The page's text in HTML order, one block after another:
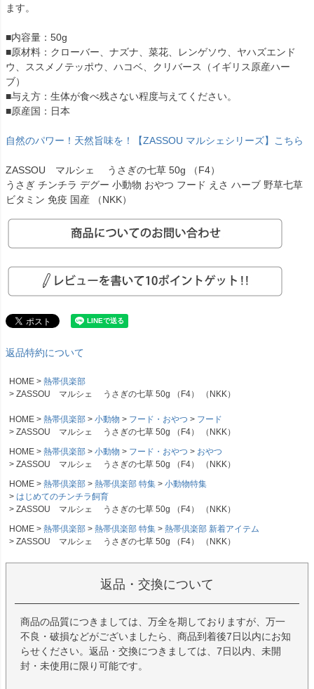
ます。
■内容量：50g
■原材料：クローバー、ナズナ、菜花、レンゲソウ、ヤハズエンド
ウ、ススメノテッポウ、ハコベ、クリバース（イギリス原産ハー
ブ）
■与え方：生体が食べ残さない程度与えてください。
■原産国：日本
自然のパワー！天然旨味を！【ZASSOU マルシェシリーズ】こちら
ZASSOU マルシェ うさぎの七草 50g （F4）
うさぎ チンチラ デグー 小動物 おやつ フード えさ ハーブ 野草七草
ビタミン 免疫 国産 （NKK）
返品特約について
HOME
熱帯倶楽部
ZASSOU マルシェ うさぎの七草 50g （F4） （NKK）
HOME 熱帯倶楽部 小動物 フード・おやつ
フード
ZASSOU マルシェ うさぎの七草 50g （F4） （NKK）
HOME
熱帯倶楽部 小動物 フード・おやつ
おやつ
ZASSOU マルシェ うさぎの七草 50g （F4） （NKK）
HOME
熱帯倶楽部 熱帯倶楽部 特集
小動物特集
はじめてのチンチラ飼育
ZASSOU マルシェ うさぎの七草 50g （F4） （NKK）
HOME
熱帯倶楽部 熱帯倶楽部 特集
熱帯倶楽部 新着アイテム
ZASSOU マルシェ うさぎの七草 50g （F4） （NKK）
返品・交換について
商品の品質につきましては、万全を期しておりますが、万一
不良・破損などがございましたら、商品到着後7日以内にお知
らせください。返品・交換につきましては、7日以内、未開
封・未使用に限り可能です。